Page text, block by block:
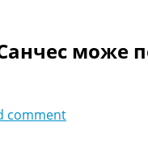
comment